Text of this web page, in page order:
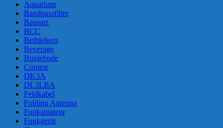
Aquarium
Bandpassfilter
Bausatz
BCC
Bethlehem
Beverage
Buxtehude
Contest
DK3A
DL3LBA
Feldkabel
Folding Antenna
Funkamateur
Funkgerät